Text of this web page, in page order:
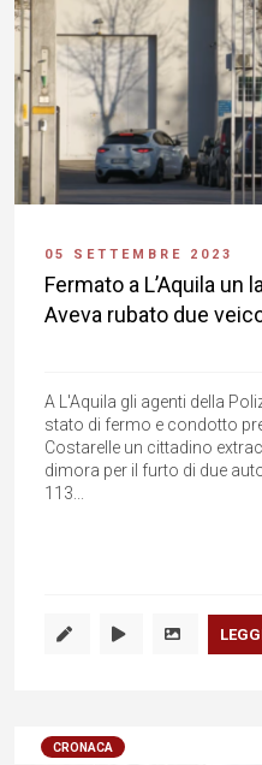
05 SETTEMBRE 2023
Fermato a L’Aquila un
Aveva rubato due
A L'Aquila gli agenti della
stato di fermo e condotto
Costarelle un cittadino
dimora per il furto di due
113...
CRONACA